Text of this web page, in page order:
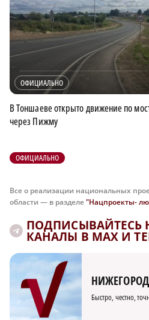
ОФИЦИАЛЬНО
В Тоншаеве открыто движение по
через Пижму
ОФИЦИАЛЬНО
Все о реализации национальных
области — в разделе"Нацпроекты-
ПОДПИСЫВАЙТЕСЬ
КАНАЛЫ В MAX И
Быстро, честно,